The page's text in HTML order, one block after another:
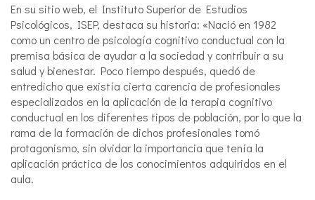
En su sitio web, el Instituto Superior de Estudios
Psicológicos, ISEP, destaca su historia: «Nació en 1982
como un centro de psicología cognitivo conductual con la
premisa básica de ayudar a la sociedad y contribuir a su
salud y bienestar. Poco tiempo después, quedó de
entredicho que existía cierta carencia de profesionales
especializados en la aplicación de la terapia cognitivo
conductual en los diferentes tipos de población, por lo que la
rama de la formación de dichos profesionales tomó
protagonismo, sin olvidar la importancia que tenía la
aplicación práctica de los conocimientos adquiridos en el
aula.